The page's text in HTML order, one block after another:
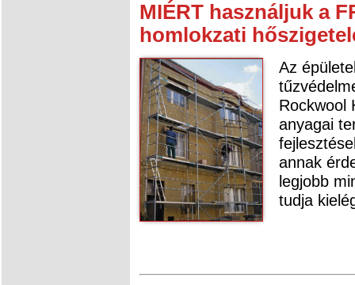
MIÉRT használjuk a
homlokzati
Az
Rockwool
anyagai
annak
legjobb
tudja